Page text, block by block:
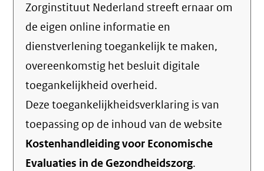
Zorginstituut Nederland streeft ernaar om
de eigen online informatie en
dienstverlening toegankelijk te maken,
overeenkomstig het besluit digitale
toegankelijkheid overheid.
Deze toegankelijkheidsverklaring is van
toepassing op de inhoud van de website
Kostenhandleiding voor Economische
Evaluaties in de Gezondheidszorg.